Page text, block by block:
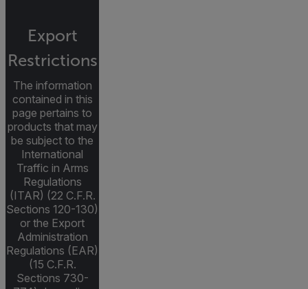
Export
Restrictions
The information
contained in this
page pertains to
products that may
be subject to the
International
Traffic in Arms
Regulations
(ITAR) (22 C.F.R.
Sections 120-130)
or the Export
Administration
Regulations (EAR)
(15 C.F.R.
Sections 730-